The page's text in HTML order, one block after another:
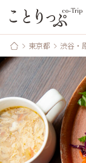
東京都 渋谷・